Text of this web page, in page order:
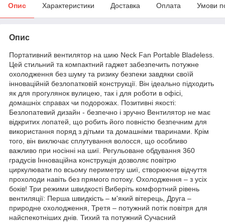
Опис Характеристики Доставка Оплата Умови
Опис
Портативний вентилятор на шию Neck Fan Portable Bladeless.
Цей стильний та компактний гаджет забезпечить потужне
охолодження без шуму та ризику безпеки завдяки своїй
інноваційній безлопатковій конструкції. Він ідеально підходить
як для прогулянок вулицею, так і для роботи в офісі,
домашніх справах чи подорожах. Позитивні якості:
Безлопатевий дизайн - безпечно і зручно Вентилятор не має
відкритих лопатей, що робить його повністю безпечним для
використання поряд з дітьми та домашніми тваринами. Крім
того, він виключає сплутування волосся, що особливо
важливо при носінні на шиї. Регульоване обдування 360
градусів Інноваційна конструкція дозволяє повітрю
циркулювати по всьому периметру шиї, створюючи відчуття
прохолоди навіть без прямого потоку. Охолодження – з усіх
боків! Три режими швидкості Виберіть комфортний рівень
вентиляції: Перша швидкість – м'який вітерець, Друга –
природне охолодження, Третя – потужний потік повітря для
найспекотніших днів. Тихий та потужний Сучасний